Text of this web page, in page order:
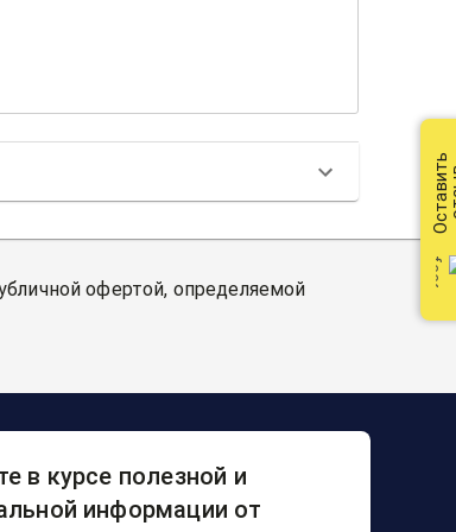
офертой, определяемой
в курсе полезной и
информации от
Оставить